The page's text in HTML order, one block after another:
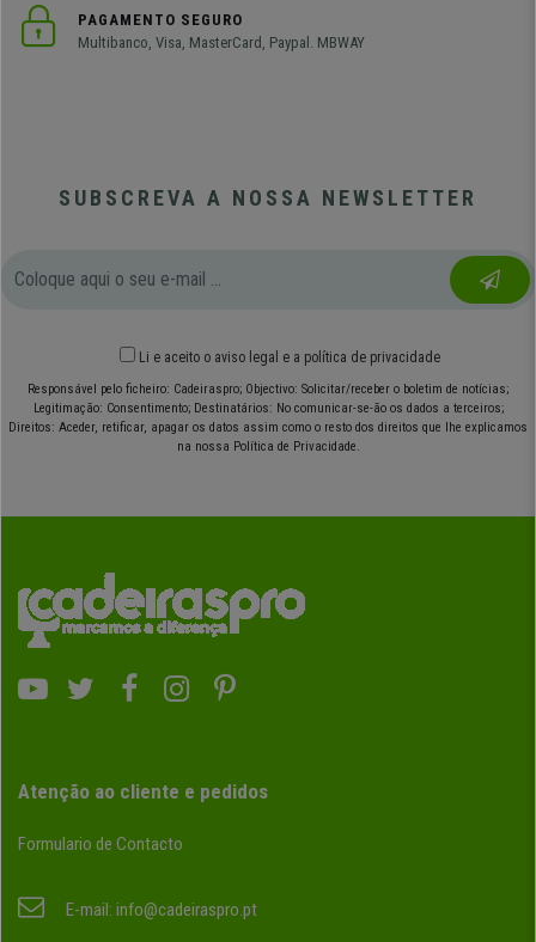
PAGAMENTO SEGURO
Multibanco, Visa, MasterCard, Paypal. MBWAY
SUBSCREVA A NOSSA NEWSLETTER
Li e aceito o aviso legal e a política de privacidade
Responsável pelo ficheiro: Cadeiraspro; Objectivo: Solicitar/receber o boletim de notícias;
Legitimação: Consentimento; Destinatários: No comunicar-se-ão os dados a terceiros;
Direitos: Aceder, retificar, apagar os datos assim como o resto dos direitos que lhe explicamos
na nossa Política de Privacidade.
Atenção ao cliente e pedidos
Formulario de Contacto
E-mail: info@cadeiraspro.pt